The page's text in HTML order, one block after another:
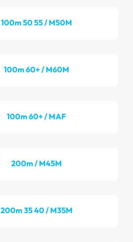
100m 50 55 / M50M
100m 60+ / M60M
100m 60+ / MAF
200m / M45M
200m 35 40 / M35M